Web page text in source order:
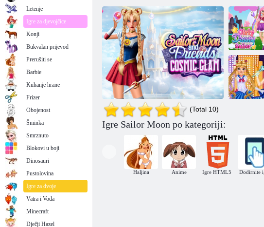
Sailor
(Total 10)
Igre Sailor Moon po kategoriji:
Haljina Anime Igre HTML5 Dodirnite
Letenje
Igre za djevojčice
Konji
Bukvalan prijevod
Prerušiti se
Barbie
Kuhanje hrane
Frizer
Obojenost
Šminka
Smrznuto
Blokovi u boji
Dinosauri
Pustolovina
Igre za dvoje
Vatra i Voda
Minecraft
Dječji Hazel